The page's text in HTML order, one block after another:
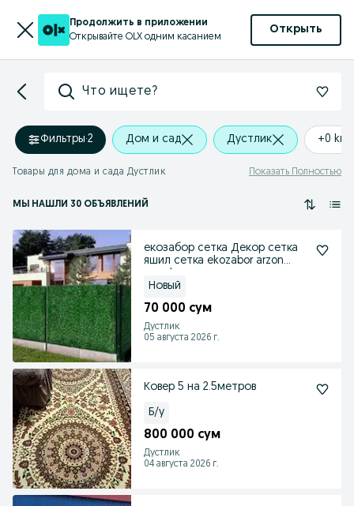
Продолжить в приложении
Открывайте OLX одним касанием
Открыть
Что ищете?
Фильтры·2 Дом и сад Дустлик +0 km
Товары для дома и сада Дустлик Показать Полностью
МЫ НАШЛИ 30 ОБЪЯВЛЕНИЙ
екозабор сетка Декор сетка
яшил сетка ekozabor arzon
Новый
70 000 сум
Дустлик
05 августа 2026 г.
Ковер 5 на 2.5метров
Б/у
800 000 сум
Дустлик
04 августа 2026 г.